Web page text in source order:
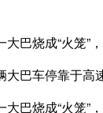
大巴车停靠于